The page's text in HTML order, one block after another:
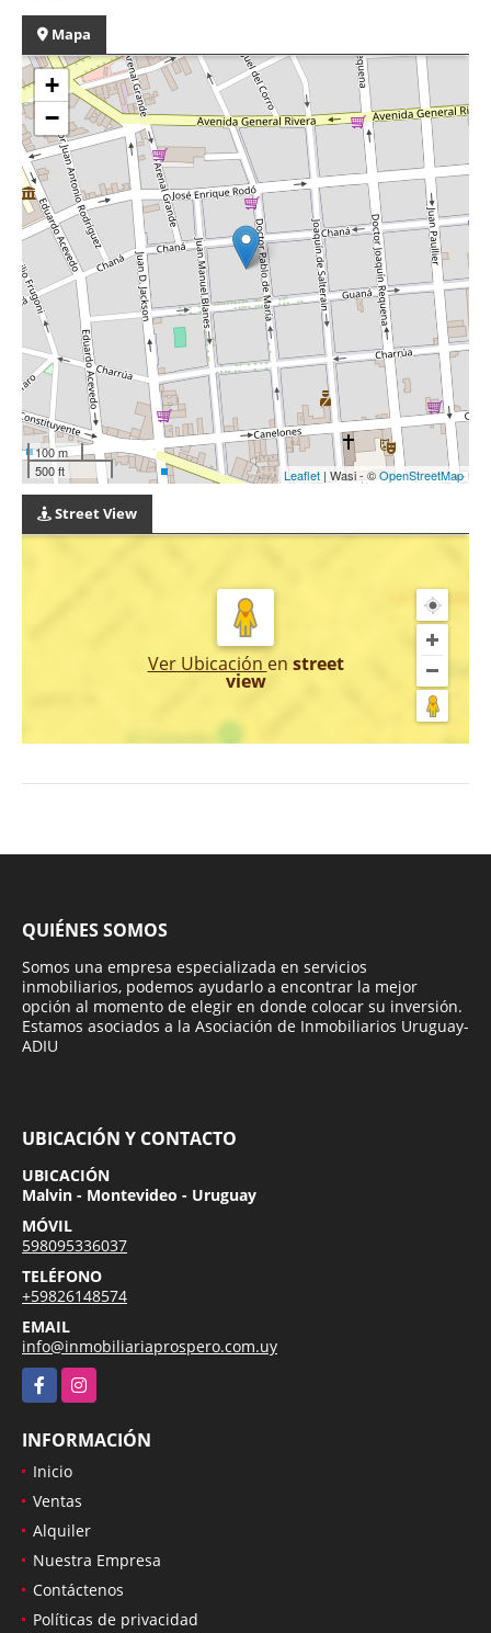
Mapa
+
−
100 m
500 ft
Leaflet | Wasi - ©OpenStreetMap
Street View
Ver Ubicación en street
view
QUIÉNES SOMOS
Somos una empresa especializada en servicios
inmobiliarios, podemos ayudarlo a encontrar la mejor
opción al momento de elegir en donde colocar su inversión.
Estamos asociados a la Asociación de Inmobiliarios Uruguay-
ADIU
UBICACIÓN Y CONTACTO
UBICACIÓN
Malvin - Montevideo - Uruguay
MÓVIL
598095336037
TELÉFONO
+59826148574
EMAIL
info@inmobiliariaprospero.com.uy
FacebookInstagram
INFORMACIÓN
Inicio
Ventas
Alquiler
Nuestra Empresa
Contáctenos
Políticas de privacidad